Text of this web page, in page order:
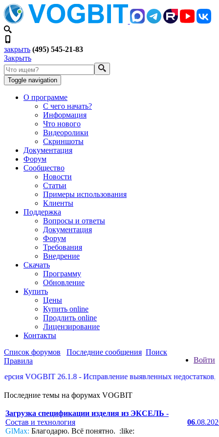
закрыть (495) 545-21-83
Закрыть
Toggle navigation
О программе
С чего начать?
Информация
Что нового
Видеоролики
Скриншоты
Документация
Форум
Сообщество
Новости
Статьи
Примеры использования
Клиенты
Поддержка
Вопросы и ответы
Документация
Форум
Требования
Внедрение
Скачать
Программу
Обновление
Купить
Цены
Купить online
Продлить online
Лицензирование
Контакты
Войти
Список форумов Последние сообщения Поиск
Правила
VOGBIT 26.1.8 - Исправление выявленных недостатков,
Последние темы на форумах VOGBIT
Загрузка спецификации изделия из ЭКСЕЛЬ -
Состав и технология
GlMax: Благодарю. Всё понятно. :like:
06